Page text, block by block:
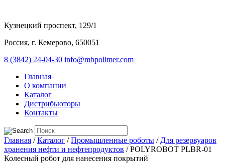
Кузнецкий проспект, 129/1
Россия, г. Кемерово, 650051
8 (3842) 24-04-30 info@mbpolimer.com
Главная
О компании
Каталог
Дистрибьюторы
Контакты
Главная /Каталог /Промышленные роботы / Для резервуаров
хранения нефти и нефтепродуктов /POLYROBOT PLBR-01
Колесный робот для нанесения покрытий